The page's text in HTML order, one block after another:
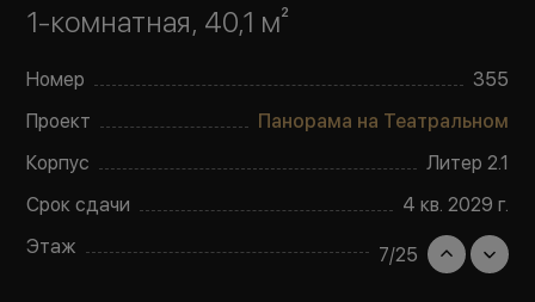
1-комнатная, 40,1 м²
Номер
355
Проект
Панорама на Театральном
Корпус
Литер 2.1
Срок сдачи
4 кв. 2029 г.
Этаж
7/25